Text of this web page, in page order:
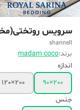
سرویس
shannell
برند:madam coco
اندازه
200×90
200×120
جنس